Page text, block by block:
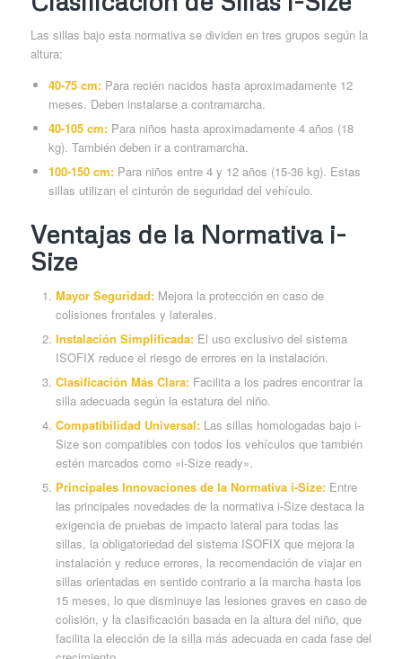
Las sillas bajo esta normativa se dividen en tres grupos según la
altura:
40-75 cm:Para recién nacidos hasta aproximadamente 12
meses. Deben instalarse a contramarcha.
40-105 cm:Para niños hasta aproximadamente 4 años (18
kg). También deben ir a contramarcha.
100-150 cm:Para niños entre 4 y 12 años (15-36 kg). Estas
sillas utilizan el cinturón de seguridad del vehículo.
Ventajas de la Normativa i-
Size
Mayor Seguridad:Mejora la protección en caso de
colisiones frontales y laterales.
Instalación Simplificada:El uso exclusivo del sistema
ISOFIX reduce el riesgo de errores en la instalación.
Clasificación Más Clara:Facilita a los padres encontrar la
silla adecuada según la estatura del niño.
Compatibilidad Universal:Las sillas homologadas bajo i-
Size son compatibles con todos los vehículos que también
estén marcados como «i-Size ready».
Principales Innovaciones de la Normativa i-Size: Entre
las principales novedades de la normativa i-Size destaca la
exigencia de pruebas de impacto lateral para todas las
sillas, la obligatoriedad del sistema ISOFIX que mejora la
instalación y reduce errores, la recomendación de viajar en
sillas orientadas en sentido contrario a la marcha hasta los
15 meses, lo que disminuye las lesiones graves en caso de
colisión, y la clasificación basada en la altura del niño, que
facilita la elección de la silla más adecuada en cada fase del